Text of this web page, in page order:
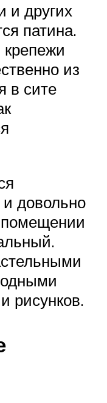
и других
патина.
из
в сите
довольно
помещении
рисунков.